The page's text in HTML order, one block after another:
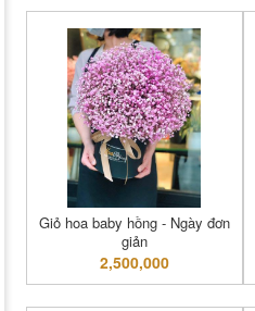
Giỏ hoa baby hồng - Ngày đơn
giản
2,500,000